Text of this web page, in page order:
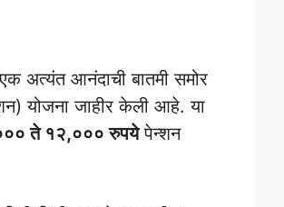
अत्यंत आनंदाची बातमी समोर
योजना जाहीर केली आहे. या
ते १२,००० रुपयेपेन्शन